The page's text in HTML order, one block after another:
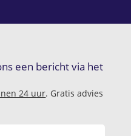
een bericht via het
24 uur. Gratis advies